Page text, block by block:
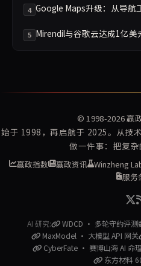
4 Google Maps升级：从导航
5 Mirendil与谷歌云达成1亿
© 1998-2026赢
始于 1998，再启航于 2025。从技
做一件事：把复杂
赢政指数 赢政资讯 Winzheng
服务
AI 研究: WDCD · 多轮守约评测
MaxModel · 大模型 API 网关
CyberFate · 赛博山海 AI 命
东方材料